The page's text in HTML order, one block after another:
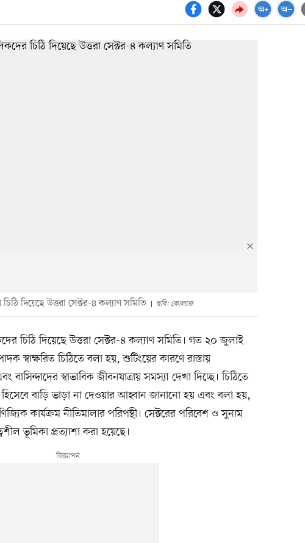
দিয়েছে উত্তরা সেক্টর-৪ কল্যাণ সমিতি ছবি: কোলাজ
চিঠি দিয়েছে উত্তরা সেক্টর-৪ কল্যাণ সমিতি। গত ২০ জুলাই
স্বাক্ষরিত চিঠিতে বলা হয়, শুটিংয়ের কারণে রাস্তায়
স্বাভাবিক জীবনযাত্রায় সমস্যা দেখা দিচ্ছে। চিঠিতে
বাড়ি ভাড়া না দেওয়ার আহ্বান জানানো হয় এবং বলা হয়,
কার্যক্রম নীতিমালার পরিপন্থী। সেক্টরের পরিবেশ ও সুনাম
ভূমিকা প্রত্যাশা করা হয়েছে।